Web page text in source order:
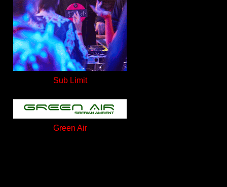
Sub Limit
Green Air